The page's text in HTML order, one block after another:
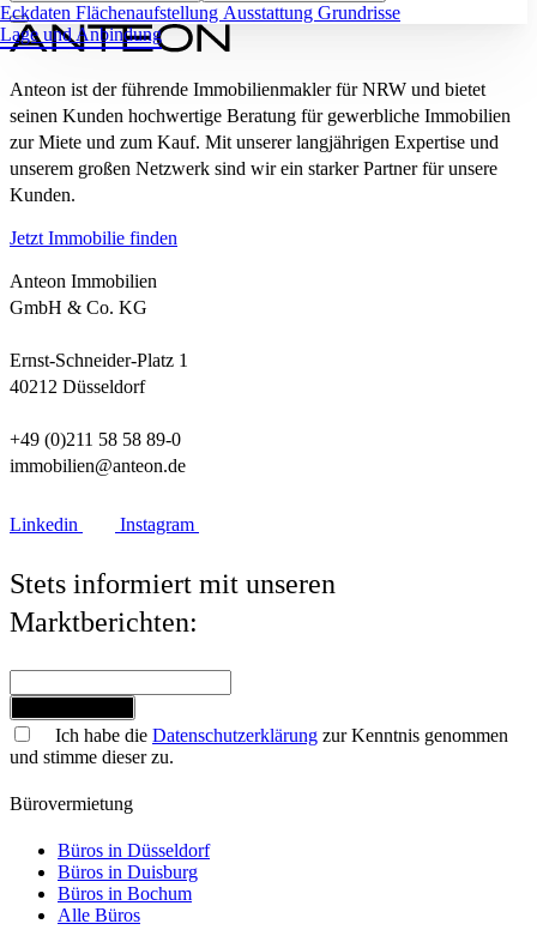
Eckdaten Flächenaufstellung Ausstattung Grundrisse
Lage und Anbindung
Anteon ist der führende Immobilienmakler für NRW und bietet
seinen Kunden hochwertige Beratung für gewerbliche Immobilien
zur Miete und zum Kauf. Mit unserer langjährigen Expertise und
unserem großen Netzwerk sind wir ein starker Partner für unsere
Kunden.
Jetzt Immobilie finden
Anteon Immobilien
GmbH & Co. KG
Ernst-Schneider-Platz 1
40212 Düsseldorf
+49 (0)211 58 58 89-0
immobilien@anteon.de
Linkedin Instagram
Stets informiert mit unseren
Marktberichten:
Ich habe die Datenschutzerklärung zur Kenntnis genommen
und stimme dieser zu.
Bürovermietung
Büros in Düsseldorf
Büros in Duisburg
Büros in Bochum
Alle Büros